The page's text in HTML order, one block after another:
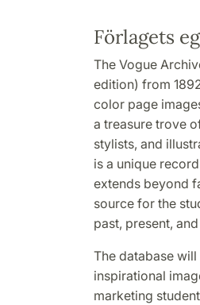
Förlagets
The Vogue
edition) from
color page
a treasure trove
stylists, and
is a unique
extends beyond
source for the
past, present,
The database
inspirational
marketing